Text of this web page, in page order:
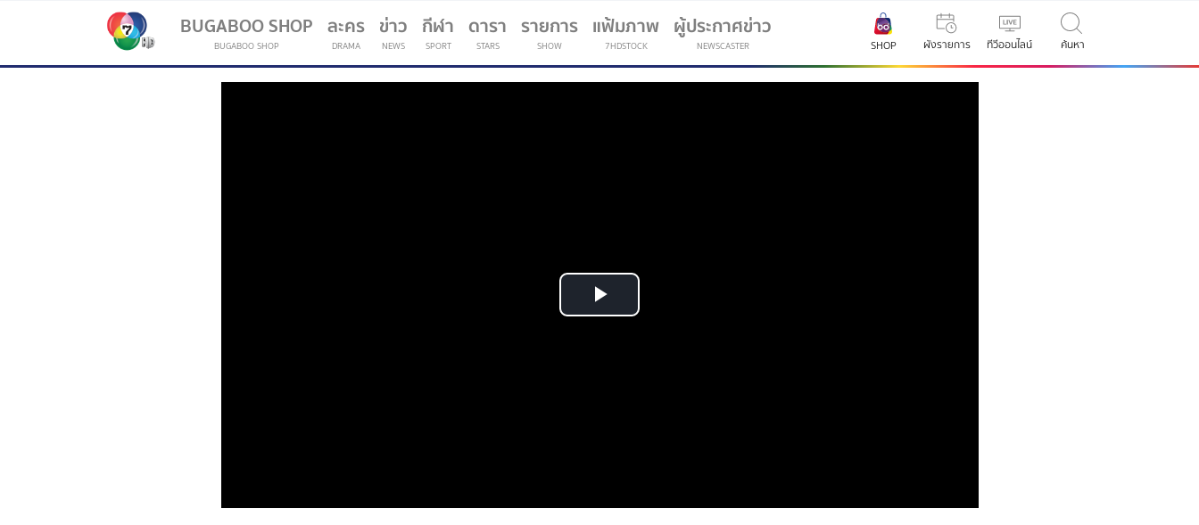
BUGABOO SHOP
BUGABOO SHOP
ละคร
DRAMA
ข่าว
NEWS
กีฬา
SPORT
(current)
ดารา
STARS
รายการ
SHOW
แฟ้มภาพ
7HDSTOCK
ผู้ประกาศข่าว
NEWSCASTER SHOP ผังรายการ ทีวีออนไลน์ ค้นหา
Play